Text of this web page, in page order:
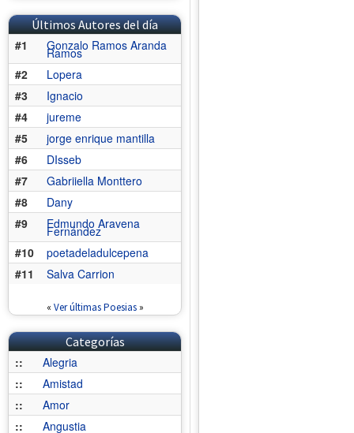
Últimos Autores del día
#1
Gonzalo Ramos Aranda
Ramos
#2
Lopera
#3
Ignacio
#4
jureme
#5
jorge enrique mantilla
#6
DIsseb
#7
Gabriiella Monttero
#8
Dany
#9
Edmundo Aravena
Fernández
#10
poetadeladulcepena
#11
Salva Carrion
« Ver últimas Poesias»
Categorías
::
Alegria
::
Amistad
::
Amor
::
Angustia